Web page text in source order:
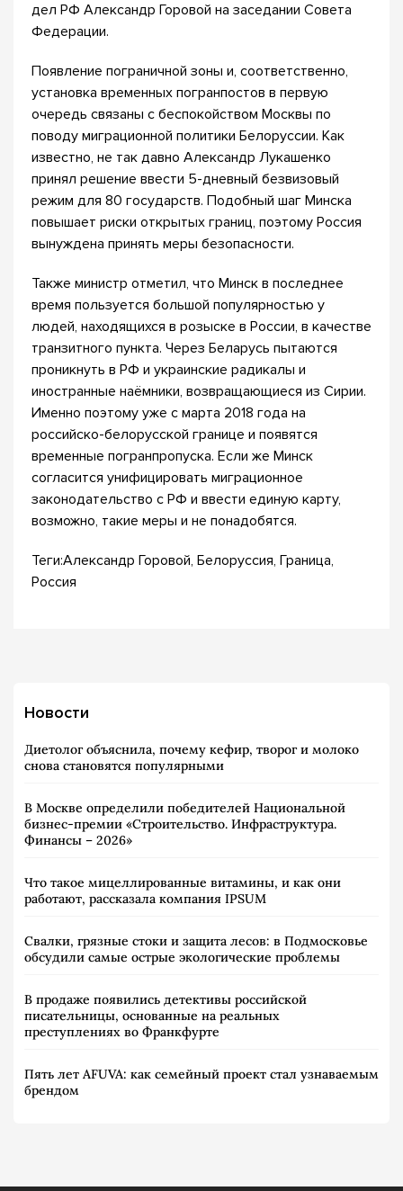
дел РФ Александр Горовой на заседании Совета
Федерации.
Появление пограничной зоны и, соответственно,
установка временных погранпостов в первую
очередь связаны с беспокойством Москвы по
поводу миграционной политики Белоруссии. Как
известно, не так давно Александр Лукашенко
принял решение ввести 5-дневный безвизовый
режим для 80 государств. Подобный шаг Минска
повышает риски открытых границ, поэтому Россия
вынуждена принять меры безопасности.
Также министр отметил, что Минск в последнее
время пользуется большой популярностью у
людей, находящихся в розыске в России, в качестве
транзитного пункта. Через Беларусь пытаются
проникнуть в РФ и украинские радикалы и
иностранные наёмники, возвращающиеся из Сирии.
Именно поэтому уже с марта 2018 года на
российско-белорусской границе и появятся
временные погранпропуска. Если же Минск
согласится унифицировать миграционное
законодательство с РФ и ввести единую карту,
возможно, такие меры и не понадобятся.
Теги:Александр Горовой, Белоруссия, Граница,
Россия
Новости
Диетолог объяснила, почему кефир, творог и молоко
снова становятся популярными
В Москве определили победителей Национальной
бизнес-премии «Строительство. Инфраструктура.
Финансы – 2026»
Что такое мицеллированные витамины, и как они
работают, рассказала компания IPSUM
Свалки, грязные стоки и защита лесов: в Подмосковье
обсудили самые острые экологические проблемы
В продаже появились детективы российской
писательницы, основанные на реальных
преступлениях во Франкфурте
Пять лет AFUVA: как семейный проект стал узнаваемым
брендом